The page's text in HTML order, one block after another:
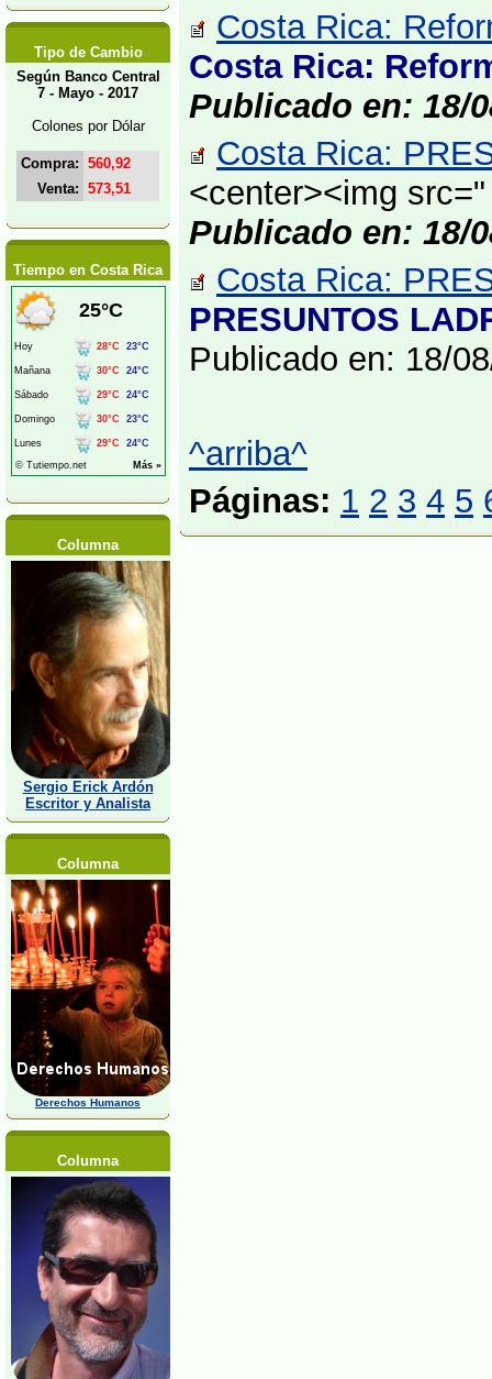
Tipo de Cambio
Según Banco Central
7 - Mayo - 2017
Colones por Dólar
Compra: 560,92
Venta: 573,51
Tiempo en Costa Rica
Columna
Sergio Erick Ardón
Escritor y Analista
Columna
Derechos Humanos
Columna
Costa Rica:
Costa Rica:
Publicado en: 18/
Costa Rica:
<center><img
Publicado en: 18/
Costa Rica:
PRESUNTOS
Publicado en: 18/
^arriba^
Páginas: 1 2 3 4 5